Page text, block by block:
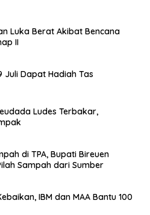
Luka Berat Akibat Bencana
II
Juli Dapat Hadiah Tas
Ludes Terbakar,
di TPA, Bupati Bireuen
Sampah dari Sumber
IBM dan MAA Bantu 100